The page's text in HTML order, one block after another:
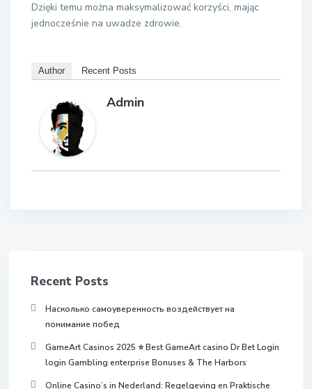
Dzięki temu można maksymalizować korzyści, mając
jednocześnie na uwadze zdrowie.
Author Recent Posts
Admin
Recent Posts
Насколько самоуверенность воздействует на
понимание побед
GameArt Casinos 2025 ⭐ Best GameArt casino Dr Bet Login
login Gambling enterprise Bonuses & The Harbors
Online Casino’s in Nederland: Regelgeving en Praktische